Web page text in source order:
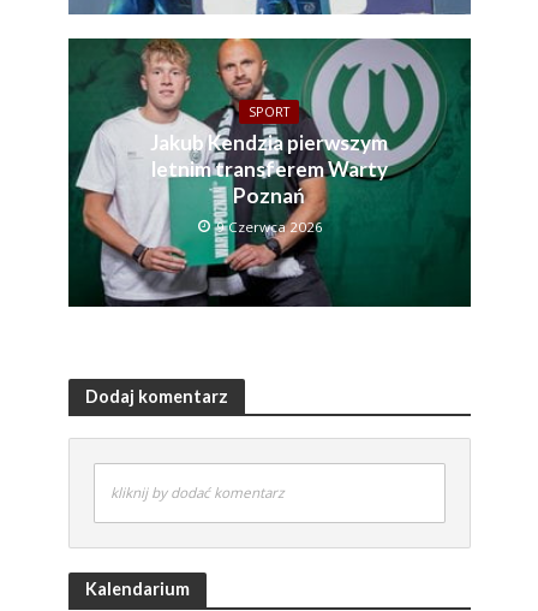
SPORT
Jakub Kendzia pierwszym
letnim transferem Warty
Poznań
9 Czerwca 2026
Dodaj komentarz
kliknij by dodać komentarz
Kalendarium